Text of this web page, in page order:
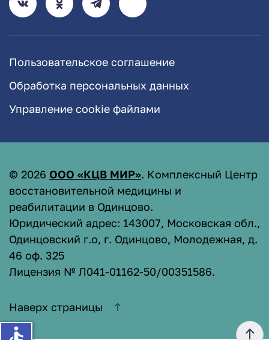
Пользовательское соглашение
Обработка персональных данных
Управление cookie файлами
© 2026 ООО «КЦВ МИР». Комплексный Центр
восстановительной медицины и
реабилитации в Одинцово.
Юридический адрес: 143007, Московская обл.,
Одинцовский г.о, г. Одинцово, Молодежная, д.
46 оф. 325
Лицензия № Л041-01162-50/00351586.
Наверх страницы